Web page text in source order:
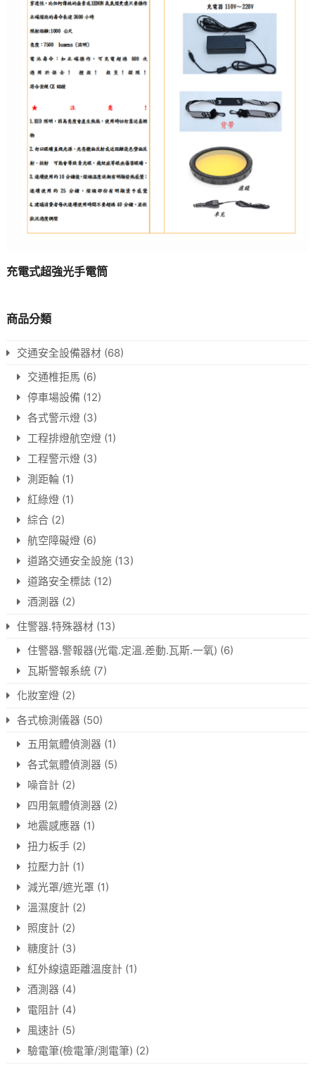
充電式超強光手電筒
商品分類
交通安全設備器材 (68)
交通椎拒馬 (6)
停車場設備 (12)
各式警示燈 (3)
工程排燈航空燈 (1)
工程警示燈 (3)
測距輪 (1)
紅綠燈 (1)
綜合 (2)
航空障礙燈 (6)
道路交通安全設施 (13)
道路安全標誌 (12)
酒測器 (2)
住警器.特殊器材 (13)
住警器.警報器(光電.定溫.差動.瓦斯.一氧) (6)
瓦斯警報系統 (7)
化妝室燈 (2)
各式檢測儀器 (50)
五用氣體偵測器 (1)
各式氣體偵測器 (5)
噪音計 (2)
四用氣體偵測器 (2)
地震感應器 (1)
扭力板手 (2)
拉壓力計 (1)
減光罩/遮光罩 (1)
溫濕度計 (2)
照度計 (2)
糖度計 (3)
紅外線遠距離溫度計 (1)
酒測器 (4)
電阻計 (4)
風速計 (5)
驗電筆(檢電筆/測電筆) (2)